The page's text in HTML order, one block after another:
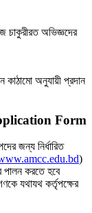
চাকুরীরত অভিজ্ঞদের
কাঠামো অনুযায়ী প্রদান
Form
জন্য নির্ধারিত
)
পালন করতে হবে
যথাযথ কর্তৃপক্ষের